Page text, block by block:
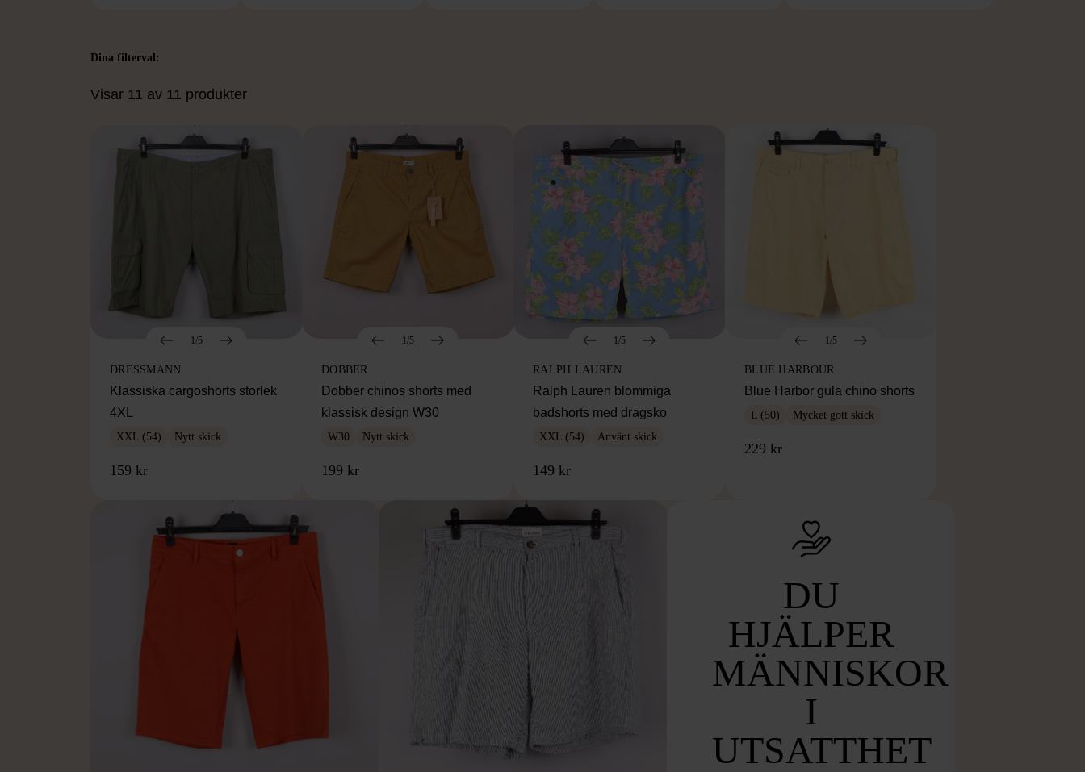
Dina filterval:
Visar 11 av 11 produkter
1/5
DRESSMANN
Klassiska cargoshorts storlek
4XL
XXL (54) Nytt skick
159 kr
1/5
DOBBER
Dobber chinos shorts med
klassisk design W30
W30 Nytt skick
199 kr
1/5
RALPH LAUREN
Ralph Lauren blommiga
badshorts med dragsko
XXL (54) Använt skick
149 kr
1/5
BLUE HARBOUR
Blue Harbor gula chino shorts
L (50) Mycket gott skick
229 kr
DU
HJÄLPER
MÄNNISKOR
I
UTSATTHET